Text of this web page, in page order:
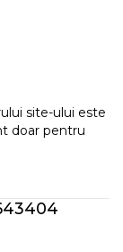
site-ului este
doar pentru